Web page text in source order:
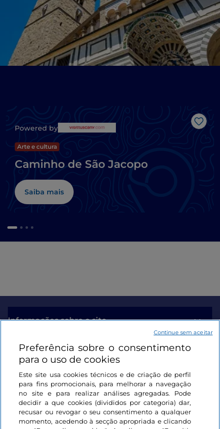
Powered by
Arte e cultura
Caminho de São Jacopo
Saiba mais
Informações sobre o site
Ligações úteis
Iniciar sessão
Mantenha-se em contacto
Preferência sobre o consentimento
para o uso de cookies
Este site usa cookies técnicos e de criação de perfil
para fins promocionais, para melhorar a navegação
no site e para realizar análises agregadas. Pode
decidir a que cookies (divididos por categoria) dar,
recusar ou revogar o seu consentimento a qualquer
momento, acedendo à secção apropriada e clicando
Continue sem aceitar